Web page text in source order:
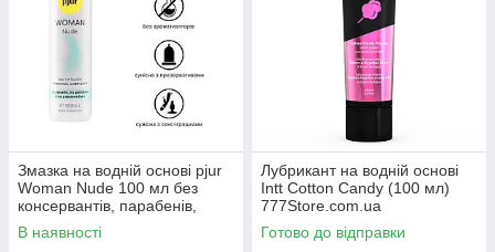
Змазка на водній основі pjur
Woman Nude 100 мл без
консервантів, парабенів,
гліцерину 777Store.com.ua
В наявності
Лубрикант на водній основі
Intt Cotton Candy (100 мл)
777Store.com.ua
Готово до відправки